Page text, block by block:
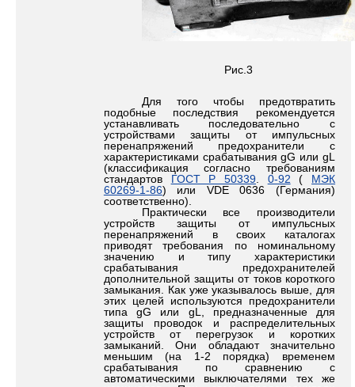
Рис.3
Для того чтобы предотвратить
подобные последствия рекомендуется
устанавливать последовательно с
устройствами защиты от импульсных
перенапряжений предохранители с
характеристиками срабатывания gG или gL
(классификация согласно требованиям
стандартов ГОСТ Р 50339. 0-92 ( МЭК
60269-1-86) или VDE 0636 (Германия)
соответственно).
Практически все производители
устройств защиты от импульсных
перенапряжений в своих каталогах
приводят требования по номинальному
значению и типу характеристики
срабатывания предохранителей
дополнительной защиты от токов короткого
замыкания. Как уже указывалось выше, для
этих целей используются предохранители
типа gG или gL, предназначенные для
защиты проводок и распределительных
устройств от перегрузок и коротких
замыканий. Они обладают значительно
меньшим (на 1-2 порядка) временем
срабатывания по сравнению с
автоматическими выключателями тех же